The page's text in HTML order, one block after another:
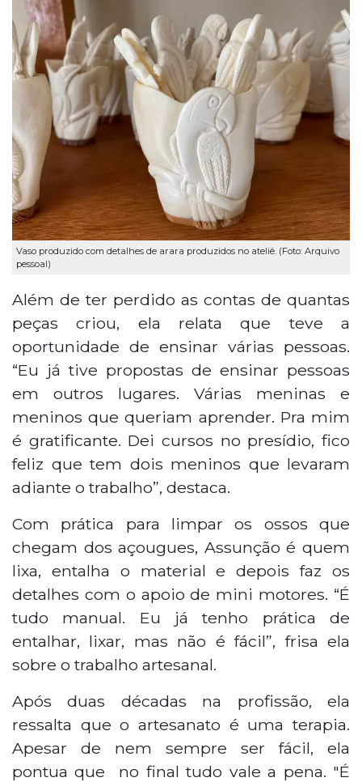
Vaso produzido com detalhes de arara produzidos no ateliê. (Foto: Arquivo
pessoal)
Além de ter perdido as contas de quantas
peças criou, ela relata que teve a
oportunidade de ensinar várias pessoas.
“Eu já tive propostas de ensinar pessoas
em outros lugares. Várias meninas e
meninos que queriam aprender. Pra mim
é gratificante. Dei cursos no presídio, fico
feliz que tem dois meninos que levaram
adiante o trabalho”, destaca.
Com prática para limpar os ossos que
chegam dos açougues, Assunção é quem
lixa, entalha o material e depois faz os
detalhes com o apoio de mini motores. “É
tudo manual. Eu já tenho prática de
entalhar, lixar, mas não é fácil”, frisa ela
sobre o trabalho artesanal.
Após duas décadas na profissão, ela
ressalta que o artesanato é uma terapia.
Apesar de nem sempre ser fácil, ela
pontua que no final tudo vale a pena. "É